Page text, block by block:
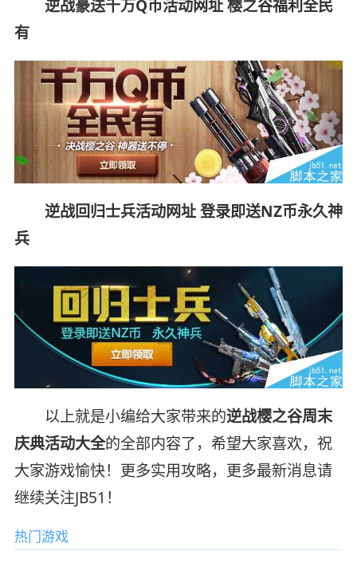
逆战豪送千万Q币活动网址 樱之谷福利全民
有
逆战回归士兵活动网址 登录即送NZ币永久神
兵
以上就是小编给大家带来的逆战樱之谷周末
庆典活动大全的全部内容了，希望大家喜欢，祝
大家游戏愉快！更多实用攻略，更多最新消息请
继续关注JB51！
热门游戏